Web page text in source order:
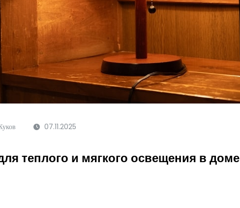
07.11.2025
теплого и мягкого освещения в доме